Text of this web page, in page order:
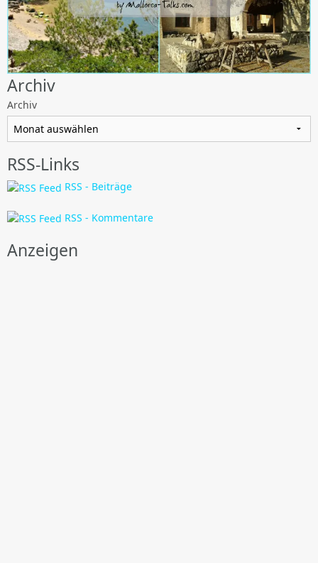
Archiv
Archiv
RSS-Links
RSS - Beiträge
RSS - Kommentare
Anzeigen